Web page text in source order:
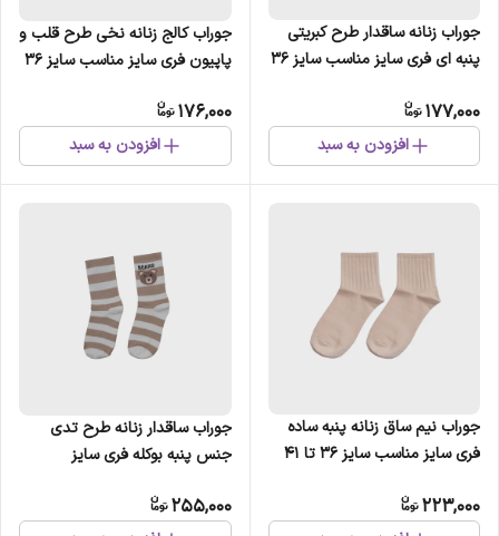
جوراب زنانه ساقدار طرح کبریتی
پنبه ای فری سایز مناسب سایز 36
177,000
افزودن به سبد
جوراب کالج زنانه نخی طرح قلب و
پاپیون فری سایز مناسب سایز 36
176,000
افزودن به سبد
جوراب نیم ساق زنانه پنبه ساده
فری سایز مناسب سایز 36 تا 41
223,000
جوراب ساقدار زنانه طرح تدی
جنس پنبه بوکله فری سایز
255,000